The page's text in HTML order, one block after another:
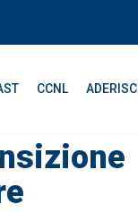
CCNL ADERISCI